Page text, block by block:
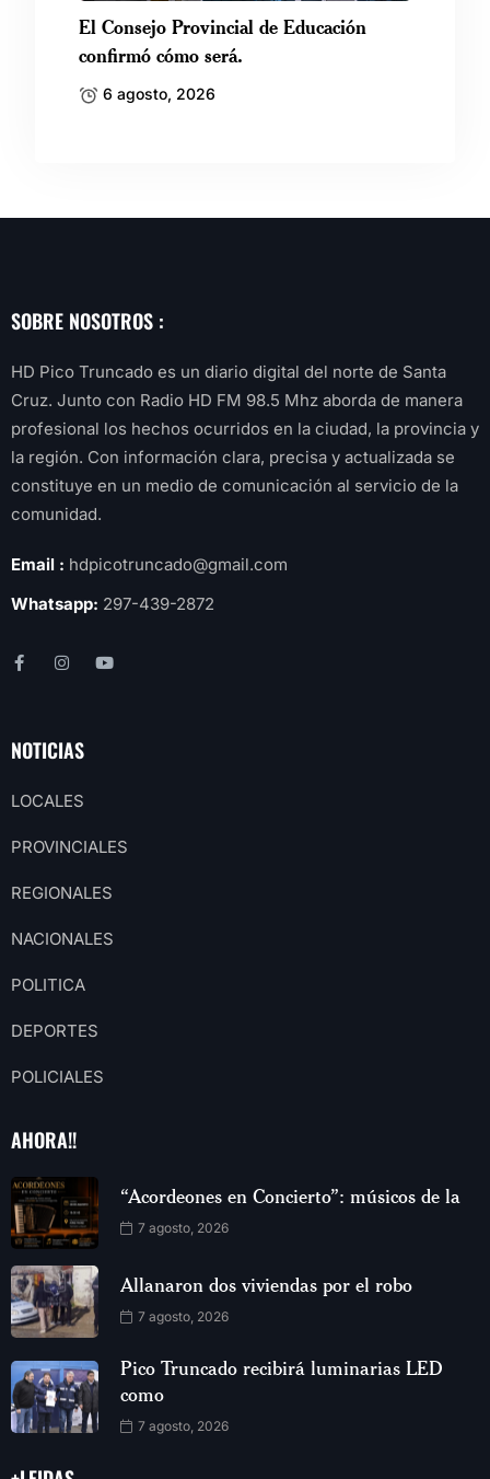
El Consejo Provincial de Educación
confirmó cómo será.
6 agosto, 2026
SOBRE NOSOTROS :
HD Pico Truncado es un diario digital del norte de Santa
Cruz. Junto con Radio HD FM 98.5 Mhz aborda de manera
profesional los hechos ocurridos en la ciudad, la provincia y
la región. Con información clara, precisa y actualizada se
constituye en un medio de comunicación al servicio de la
comunidad.
Email : hdpicotruncado@gmail.com
Whatsapp: 297-439-2872
NOTICIAS
LOCALES
PROVINCIALES
REGIONALES
NACIONALES
POLITICA
DEPORTES
POLICIALES
AHORA!!
“Acordeones en Concierto”: músicos de la
7 agosto, 2026
Allanaron dos viviendas por el robo
7 agosto, 2026
Pico Truncado recibirá luminarias LED
como
7 agosto, 2026